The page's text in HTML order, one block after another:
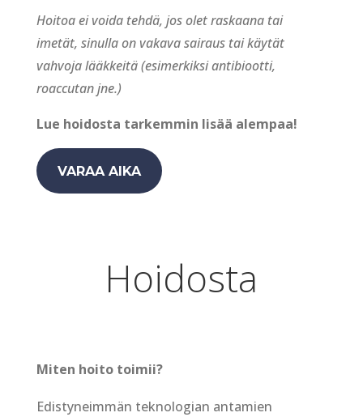
Hoitoa ei voida tehdä, jos olet raskaana tai
imetät, sinulla on vakava sairaus tai käytät
vahvoja lääkkeitä (esimerkiksi antibiootti,
roaccutan jne.)
Lue hoidosta tarkemmin lisää alempaa!
VARAA AIKA
Hoidosta
Miten hoito toimii?
Edistyneimmän teknologian antamien